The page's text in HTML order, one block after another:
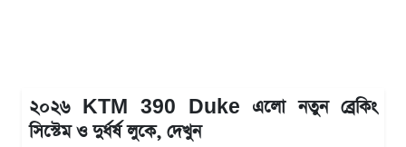
২০২৬ KTM 390 Duke এলো নতুন ব্রেকিং
সিস্টেম ও দুর্ধর্ষ লুকে, দেখুন